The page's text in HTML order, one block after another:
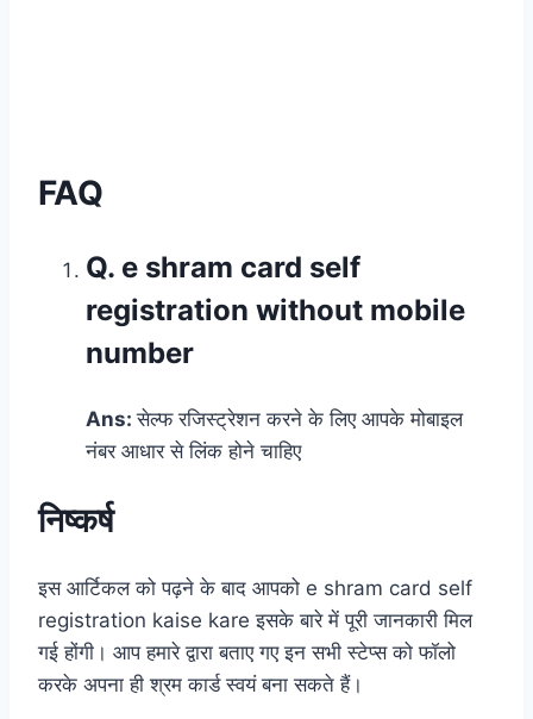
FAQ
Q. e shram card self
registration without mobile
number
Ans:सेल्फ रजिस्ट्रेशन करने के लिए आपके मोबाइल
नंबर आधार से लिंक होने चाहिए
निष्कर्ष
इस आर्टिकल को पढ़ने के बाद आपको e shram card self
registration kaise kare इसके बारे में पूरी जानकारी मिल
गई होंगी। आप हमारे द्वारा बताए गए इन सभी स्टेप्स को फॉलो
करके अपना ही श्रम कार्ड स्वयं बना सकते हैं।